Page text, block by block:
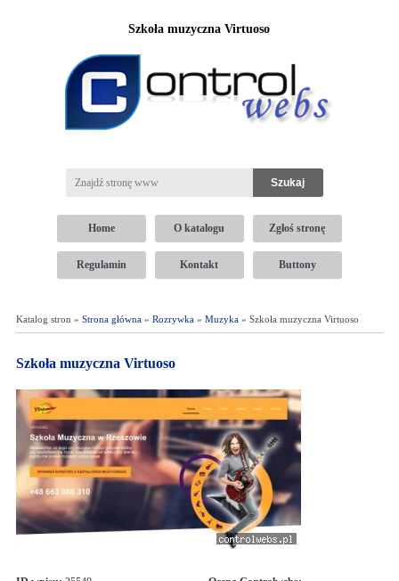
Szkoła muzyczna Virtuoso
Home O katalogu Zgłoś stronę
Regulamin Kontakt Buttony
Katalog stron » Strona główna» Rozrywka» Muzyka» Szkoła muzyczna Virtuoso
Szkoła muzyczna Virtuoso